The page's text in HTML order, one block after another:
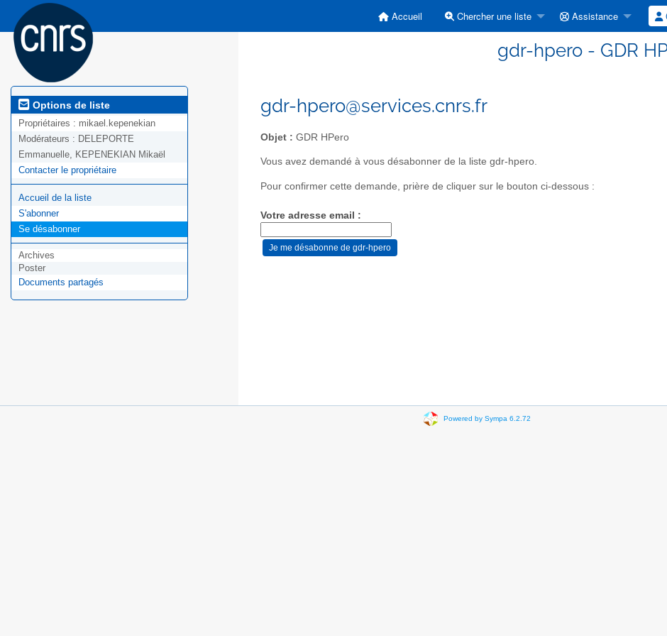
Accueil Chercher une liste Assistance
gdr-hpero - GDR
Options de liste
Propriétaires : mikael.kepenekian
Modérateurs : DELEPORTE
Emmanuelle, KEPENEKIAN Mikaël
Contacter le propriétaire
Accueil de la liste
S'abonner
Se désabonner
Archives
Poster
Documents partagés
gdr-hpero@services.cnrs.fr
Objet : GDR HPero
Vous avez demandé à vous désabonner de la liste gdr-hpero.
Pour confirmer cette demande, prière de cliquer sur le bouton ci-dessous :
Votre adresse email :
Powered by Sympa 6.2.72